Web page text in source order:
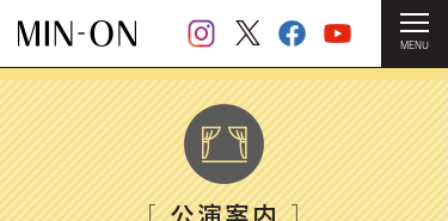
MENU
HOME ＞ 公演案内
［公演案内］